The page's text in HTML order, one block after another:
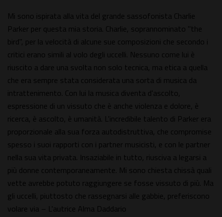
Mi sono ispirata alla vita del grande sassofonista Charlie
Parker per questa mia storia. Charlie, soprannominato "the
bird", per la velocità di alcune sue composizioni che secondo i
critici erano simili al volo degli uccelli. Nessuno come lui è
riuscito a dare una svolta non solo tecnica, ma etica a quella
che era sempre stata considerata una sorta di musica da
intrattenimento. Con lui la musica diventa d'ascolto,
espressione di un vissuto che è anche violenza e dolore, è
ricerca, è ascolto, è umanità. L'incredibile talento di Parker era
proporzionale alla sua forza autodistruttiva, che compromise
spesso i suoi rapporti con i partner musicisti, e con le partner
nella sua vita privata. Insaziabile in tutto, riusciva a legarsi a
più donne contemporaneamente. Mi sono chiesta chissà quali
vette avrebbe potuto raggiungere se fosse vissuto di più. Ma
gli uccelli, piuttosto che rassegnarsi alle gabbie, preferiscono
volare via – L'autrice Alma Daddario